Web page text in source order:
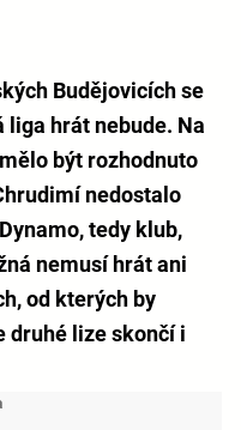
Budějovicích se
hrát nebude. Na
být rozhodnuto
nedostalo
tedy klub,
nemusí hrát ani
od kterých by
druhé lize skončí i